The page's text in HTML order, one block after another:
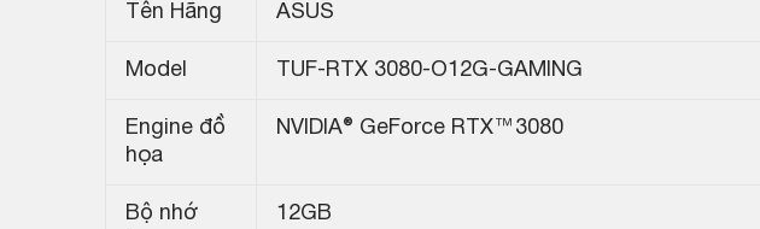
Tên Hãng ASUS
Model TUF-RTX 3080-O12G-GAMING
Engine đồ
họa
NVIDIA® GeForce RTX™3080
Bộ nhớ
12GB